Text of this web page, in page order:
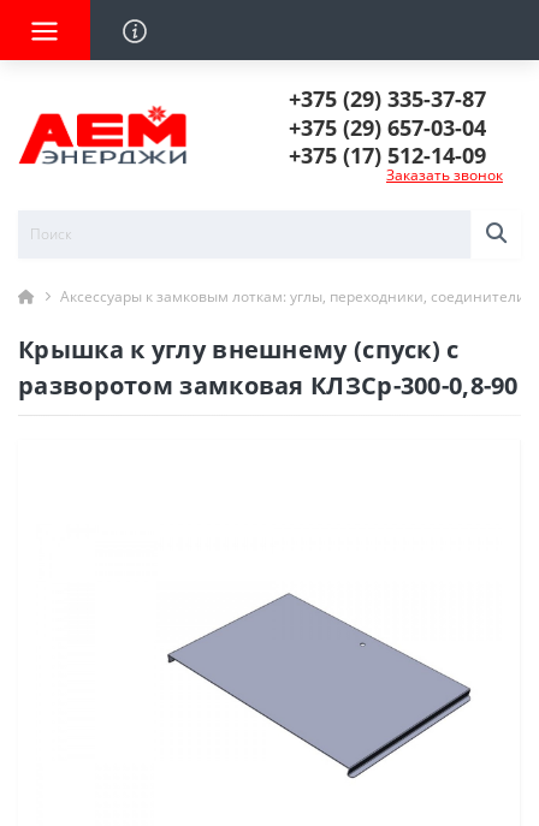
+375 (29) 335-37-87
+375 (29) 657-03-04
+375 (17) 512-14-09
Заказать звонок
Аксессуары к замковым лоткам: углы, переходники, соединители
Крышка к углу внешнему (спуск) с
разворотом замковая КЛЗСр-300-0,8-90